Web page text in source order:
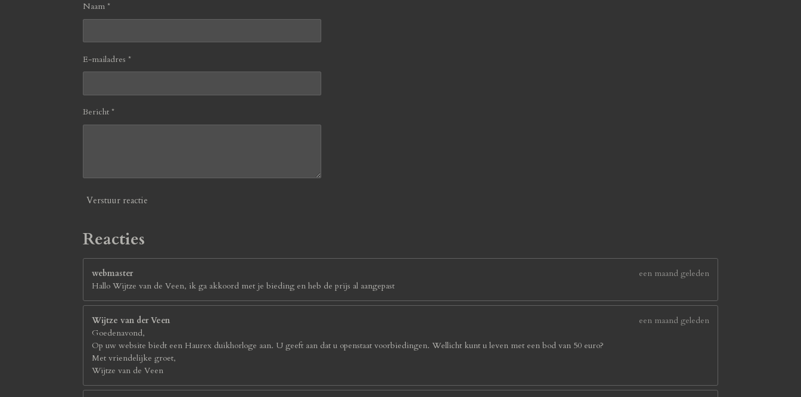
Naam *
E-mailadres *
Bericht *
Verstuur reactie
Reacties
webmaster
een maand geleden
Hallo Wijtze van de Veen, ik ga akkoord met je bieding en heb de prijs al aangepast
Wijtze van der Veen
een maand geleden
Goedenavond,
Op uw website biedt een Haurex duikhorloge aan. U geeft aan dat u openstaat voorbiedingen. Wellicht kunt u leven met een bod van 50 euro?
Met vriendelijke groet,
Wijtze van de Veen